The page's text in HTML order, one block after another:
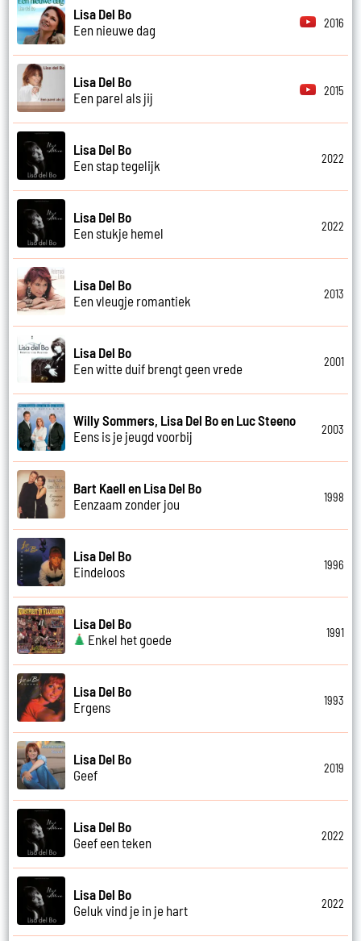
Lisa Del Bo
Een nieuwe dag
2016
Lisa Del Bo
Een parel als jij
2015
Lisa Del Bo
Een stap tegelijk
2022
Lisa Del Bo
Een stukje hemel
2022
Lisa Del Bo
Een vleugje romantiek
2013
Lisa Del Bo
Een witte duif brengt geen vrede
2001
Willy Sommers, Lisa Del Bo en Luc Steeno
Eens is je jeugd voorbij
2003
Bart Kaell en Lisa Del Bo
Eenzaam zonder jou
1998
Lisa Del Bo
Eindeloos
1996
Lisa Del Bo
Enkel het goede
1991
Lisa Del Bo
Ergens
1993
Lisa Del Bo
Geef
2019
Lisa Del Bo
Geef een teken
2022
Lisa Del Bo
Geluk vind je in je hart
2022